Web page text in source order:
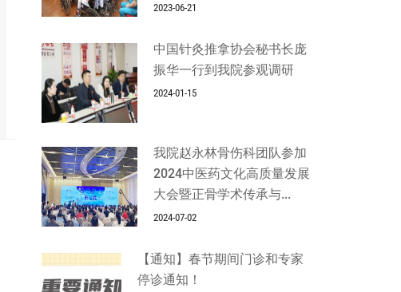
2023-06-21
中国针灸推拿协会秘书长庞
振华一行到我院参观调研
2024-01-15
我院赵永林骨伤科团队参加
2024中医药文化高质量发展
大会暨正骨学术传承与...
2024-07-02
【通知】春节期间门诊和专家
停诊通知！